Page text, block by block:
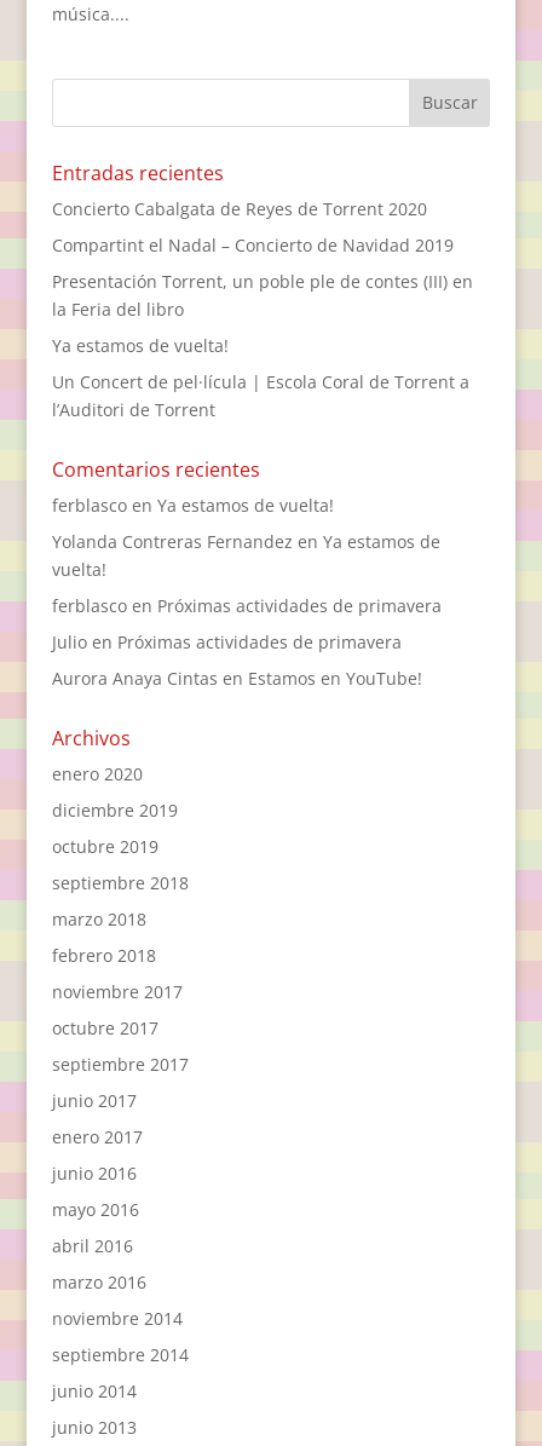
música....
Entradas recientes
Concierto Cabalgata de Reyes de Torrent 2020
Compartint el Nadal – Concierto de Navidad 2019
Presentación Torrent, un poble ple de contes (III) en
la Feria del libro
Ya estamos de vuelta!
Un Concert de pel·lícula | Escola Coral de Torrent a
l’Auditori de Torrent
Comentarios recientes
ferblascoen Ya estamos de vuelta!
Yolanda Contreras Fernandez en Ya estamos de
vuelta!
ferblascoen Próximas actividades de primavera
Julioen Próximas actividades de primavera
Aurora Anaya Cintas en Estamos en YouTube!
Archivos
enero 2020
diciembre 2019
octubre 2019
septiembre 2018
marzo 2018
febrero 2018
noviembre 2017
octubre 2017
septiembre 2017
junio 2017
enero 2017
junio 2016
mayo 2016
abril 2016
marzo 2016
noviembre 2014
septiembre 2014
junio 2014
junio 2013